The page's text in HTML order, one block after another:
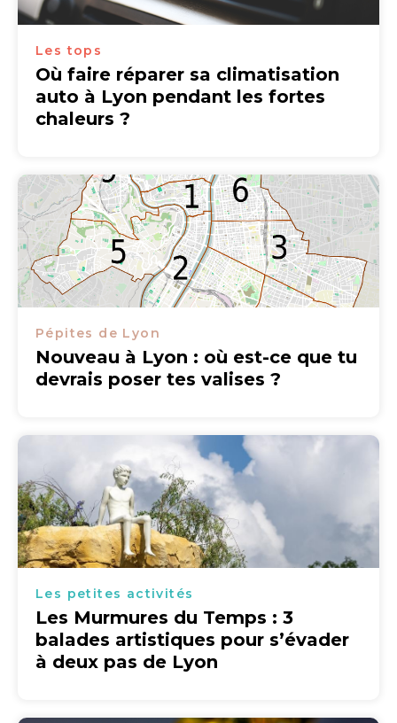
Les tops
Où faire réparer sa climatisation
auto à Lyon pendant les fortes
chaleurs ?
Pépites de Lyon
Nouveau à Lyon : où est-ce que tu
devrais poser tes valises ?
Les petites activités
Les Murmures du Temps : 3
balades artistiques pour s’évader
à deux pas de Lyon